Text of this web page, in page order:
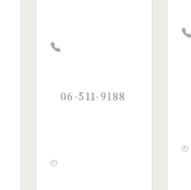
06-511-9188